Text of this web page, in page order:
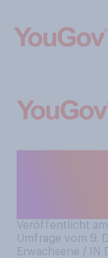
Veröffentlicht am
Umfrage vom 9.
Erwachsene / IN